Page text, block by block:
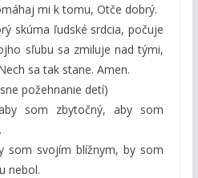
mi k tomu, Otče dobrý.
skúma ľudské srdcia, počuje
sľubu sa zmiluje nad tými,
sa tak stane. Amen.
požehnanie detí)
som zbytočný, aby som
som svojím blížnym, by som
nebol.